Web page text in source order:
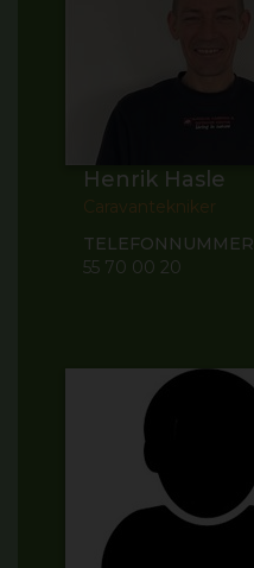
Henrik Hasle
Caravantekniker
TELEFONNUMMER
55 70 00 20